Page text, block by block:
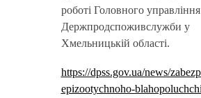
роботі Головного управління
Держпродспоживслужби у
Хмельницькій області.
https://dpss.gov.ua/news/
epizootychnoho-